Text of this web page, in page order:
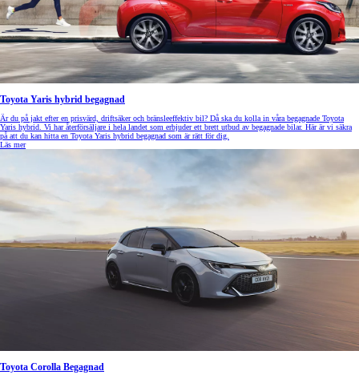
Toyota Yaris hybrid begagnad
Är du på jakt efter en prisvärd, driftsäker och bränsleeffektiv bil? Då ska du kolla in våra begagnade Toyota
Yaris hybrid. Vi har återförsäljare i hela landet som erbjuder ett brett utbud av begagnade bilar. Här är vi säkra
på att du kan hitta en Toyota Yaris hybrid begagnad som är rätt för dig.
Läs mer
Toyota Corolla Begagnad